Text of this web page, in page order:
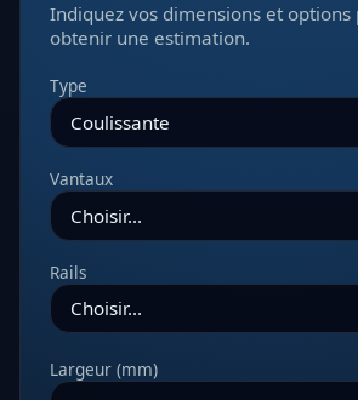
Indiquez vos dimensions et
obtenir une estimation.
Type
Vantaux
Rails
Largeur (mm)